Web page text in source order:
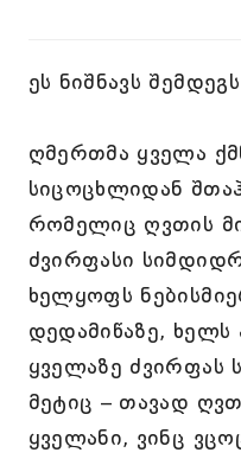
ეს ნიშნავს
ღმერთმა ყველა
სიცოცხლიდან
რომელიც ღვთის
ძვირფასი
ხელყოფს
დედამიწაზე,
ყველაზე ძვირფას
მეტიც – თავად
ყველანი, ვინც